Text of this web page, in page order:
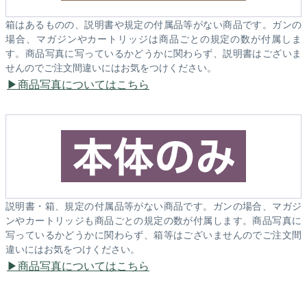
箱はあるものの、説明書や規定の付属品等がない商品です。ガンの
場合、マガジンやカートリッジは商品ごとの規定の数が付属しま
す。商品写真に写っているかどうかに関わらず、説明書はございま
せんのでご注文間違いにはお気をつけください。
商品写真についてはこちら
説明書・箱、規定の付属品等がない商品です。ガンの場合、マガジ
ンやカートリッジも商品ごとの規定の数が付属します。商品写真に
写っているかどうかに関わらず、箱等はございませんのでご注文間
違いにはお気をつけください。
商品写真についてはこちら